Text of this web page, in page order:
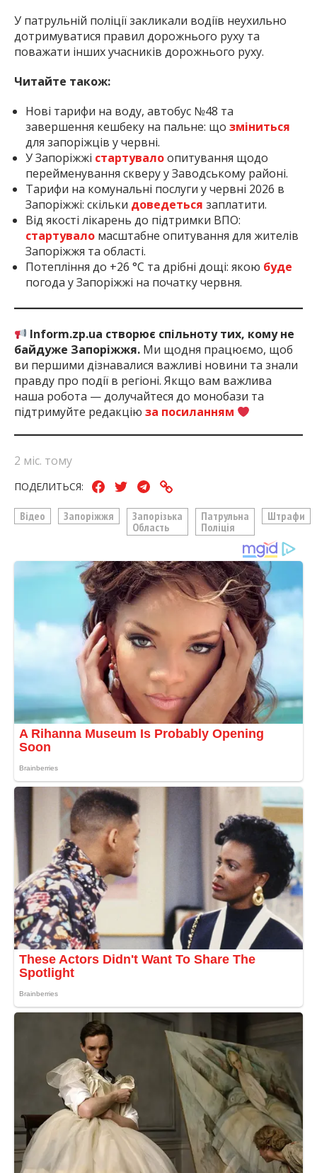
У патрульній поліції закликали водіїв неухильно
дотримуватися правил дорожнього руху та
поважати інших учасників дорожнього руху.
Читайте також:
Нові тарифи на воду, автобус №48 та
завершення кешбеку на пальне: що зміниться
для запоріжців у червні.
У Запоріжжі стартувалоопитування щодо
перейменування скверу у Заводському районі.
Тарифи на комунальні послуги у червні 2026 в
Запоріжжі: скільки доведеться заплатити.
Від якості лікарень до підтримки ВПО:
стартувало масштабне опитування для жителів
Запоріжжя та області.
Потепління до +26 °C та дрібні дощі: якою буде
погода у Запоріжжі на початку червня.
Inform.zp.ua створює спільноту тих, кому не
байдуже Запоріжжя. Ми щодня працюємо, щоб
ви першими дізнавалися важливі новини та знали
правду про події в регіоні. Якщо вам важлива
наша робота — долучайтеся до монобази та
підтримуйте редакцію за посиланням
2 міс. тому
ПОДЕЛИТЬСЯ:
Відео Запоріжжя
Запорізька
Область
Патрульна
Поліція
Штрафи